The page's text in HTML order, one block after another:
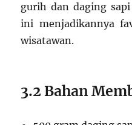
gurih dan daging
ini menjadikannya
wisatawan.
3.2 Bahan